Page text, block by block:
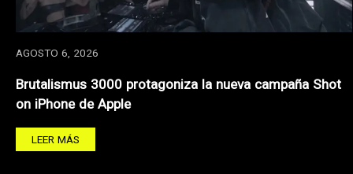
AGOSTO 6, 2026
Brutalismus 3000 protagoniza la nueva campaña Shot
on iPhone de Apple
LEER MÁS